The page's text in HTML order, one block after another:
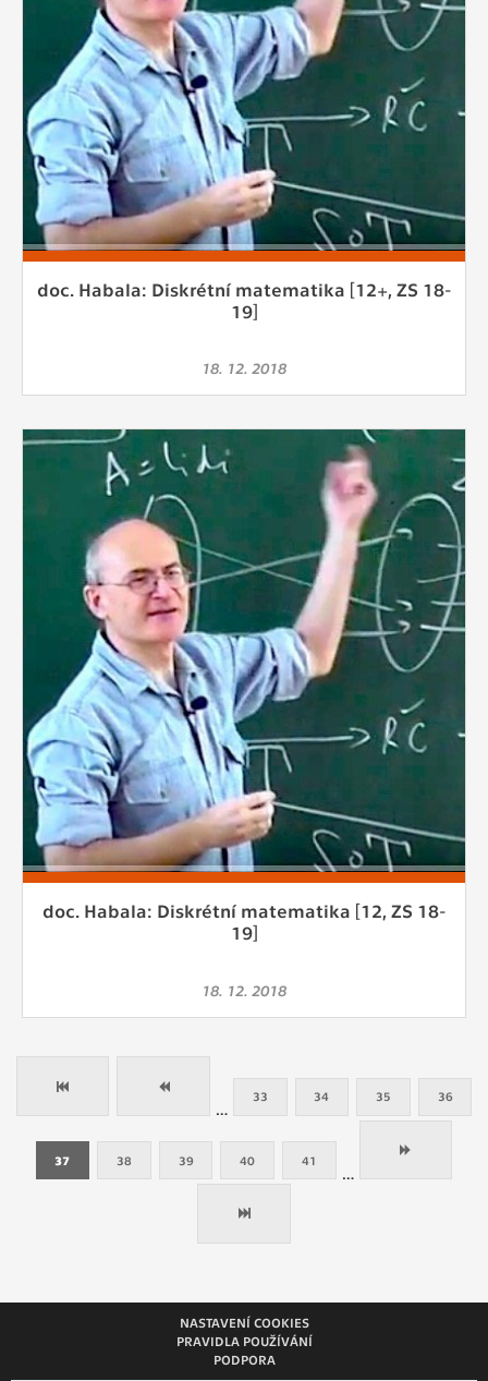
doc. Habala: Diskrétní matematika [12+, ZS 18-
19]
18. 12. 2018
doc. Habala: Diskrétní matematika [12, ZS 18-
19]
18. 12. 2018
…
33 34 35 36
37 38 39 40 41
NASTAVENÍ COOKIES
PRAVIDLA POUŽÍVÁNÍ
PODPORA